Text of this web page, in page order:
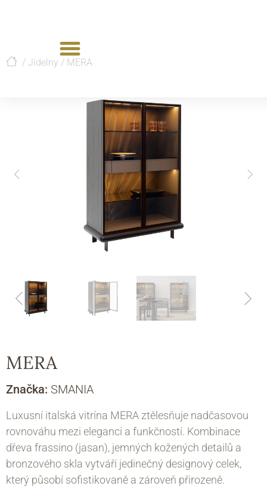
/ Jídelny / MERA
MERA
Značka: SMANIA
Luxusní italská vitrína MERA ztělesňuje nadčasovou
rovnováhu mezi elegancí a funkčností. Kombinace
dřeva frassino (jasan), jemných kožených detailů a
bronzového skla vytváří jedinečný designový celek,
který působí sofistikovaně a zároveň přirozeně.